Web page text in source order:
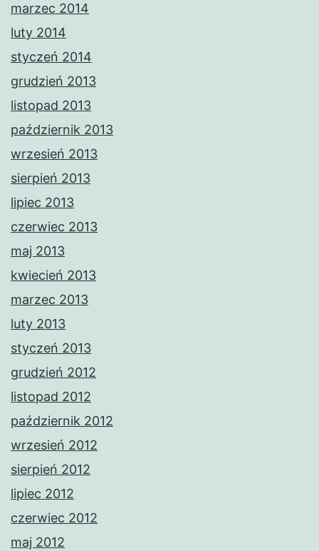
marzec 2014
luty 2014
styczeń 2014
grudzień 2013
listopad 2013
październik 2013
wrzesień 2013
sierpień 2013
lipiec 2013
czerwiec 2013
maj 2013
kwiecień 2013
marzec 2013
luty 2013
styczeń 2013
grudzień 2012
listopad 2012
październik 2012
wrzesień 2012
sierpień 2012
lipiec 2012
czerwiec 2012
maj 2012